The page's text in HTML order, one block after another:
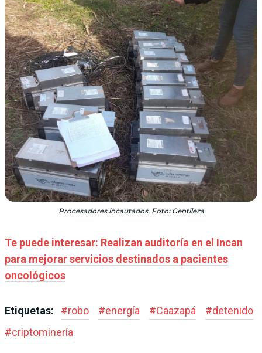
Procesadores incautados. Foto: Gentileza
Te puede interesar: Realizan auditoría en el Incan
para mejorar servicios destinados a pacientes
oncológicos
Etiquetas: #robo #energía #Caazapá #detenido
#criptominería